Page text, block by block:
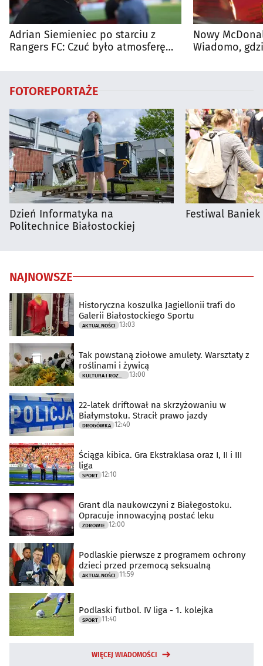
Adrian Siemieniec po starciu z
Rangers FC: Czuć było atmosferę
Nowy
Wiadomo,
FOTOREPORTAŻE
Dzień Informatyka na
Politechnice Białostockiej
Festiwal
NAJNOWSZE
Historyczna koszulka Jagiellonii trafi do
Galerii Białostockiego Sportu
AKTUALNOŚCI 13:03
Tak powstaną ziołowe amulety. Warsztaty z
roślinami i żywicą
KULTURA I ROZRYWKA 13:00
22-latek driftował na skrzyżowaniu w
Białymstoku. Stracił prawo jazdy
DROGÓWKA 12:40
Ściąga kibica. Gra Ekstraklasa oraz I, II i III
liga
SPORT 12:10
Grant dla naukowczyni z Białegostoku.
Opracuje innowacyjną postać leku
ZDROWIE 12:00
Podlaskie pierwsze z programem ochrony
dzieci przed przemocą seksualną
AKTUALNOŚCI 11:59
Podlaski futbol. IV liga - 1. kolejka
SPORT 11:40
WIĘCEJ WIADOMOŚCI